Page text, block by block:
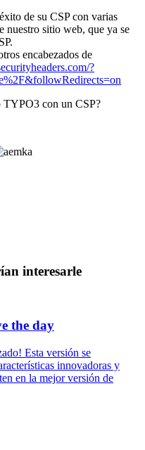
de su CSP con varias
nuestro sitio web, que ya se
encabezados de
?
TYPO3 con un CSP?
interesarle
the day
Esta versión se
innovadoras y
en la mejor versión de